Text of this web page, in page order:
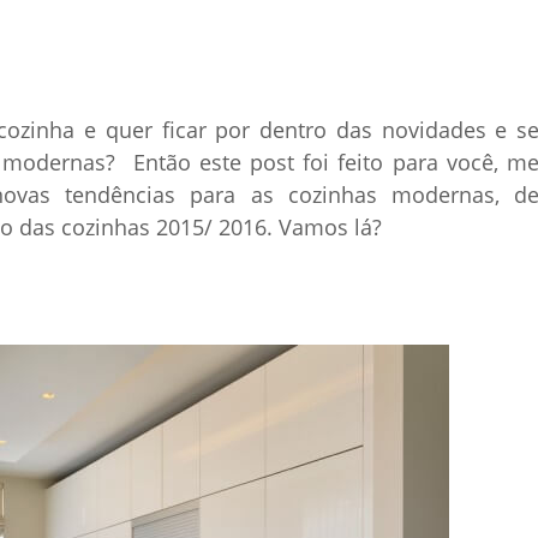
e quer ficar por dentro das novidades e se
Então este post foi feito para você, me
tendências para as cozinhas modernas, de
cozinhas 2015/ 2016. Vamos lá?